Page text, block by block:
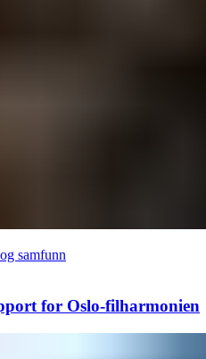
samfunn
for Oslo-filharmonien